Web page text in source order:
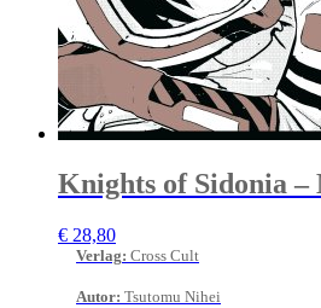
Knights of Sidonia
€ 28,80
Verlag: Cross Cult
Autor: Tsutomu Nihei